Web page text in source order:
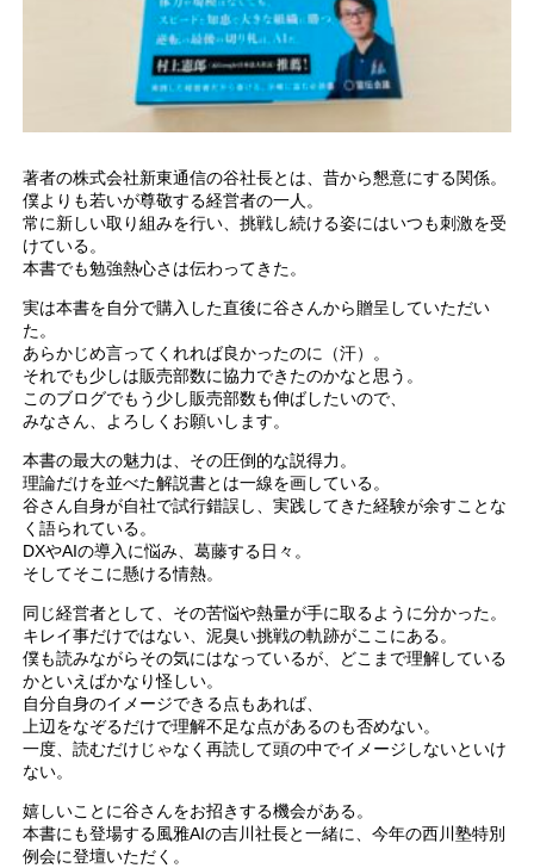
著者の株式会社新東通信の谷社長とは、昔から懇意にする関係。
僕よりも若いが尊敬する経営者の一人。
常に新しい取り組みを行い、挑戦し続ける姿にはいつも刺激を受
けている。
本書でも勉強熱心さは伝わってきた。
実は本書を自分で購入した直後に谷さんから贈呈していただい
た。
あらかじめ言ってくれれば良かったのに（汗）。
それでも少しは販売部数に協力できたのかなと思う。
このブログでもう少し販売部数も伸ばしたいので、
みなさん、よろしくお願いします。
本書の最大の魅力は、その圧倒的な説得力。
理論だけを並べた解説書とは一線を画している。
谷さん自身が自社で試行錯誤し、実践してきた経験が余すことな
く語られている。
DXやAIの導入に悩み、葛藤する日々。
そしてそこに懸ける情熱。
同じ経営者として、その苦悩や熱量が手に取るように分かった。
キレイ事だけではない、泥臭い挑戦の軌跡がここにある。
僕も読みながらその気にはなっているが、どこまで理解している
かといえばかなり怪しい。
自分自身のイメージできる点もあれば、
上辺をなぞるだけで理解不足な点があるのも否めない。
一度、読むだけじゃなく再読して頭の中でイメージしないといけ
ない。
嬉しいことに谷さんをお招きする機会がある。
本書にも登場する風雅AIの吉川社長と一緒に、今年の西川塾特別
例会に登壇いただく。